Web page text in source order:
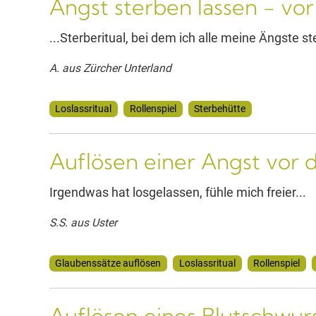
Angst sterben lassen -
...Sterberitual, bei dem ich alle meine Ängste
A. aus Zürcher Unterland
Loslassritual Rollenspiel Sterbehütte
Auflösen einer Angst vor
Irgendwas hat losgelassen, fühle mich freier...
S.S. aus Uster
Glaubenssätze auflösen Loslassritual Rollenspiel